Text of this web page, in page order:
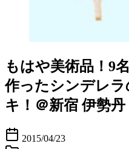
もはや美術品！9
作ったシンデレ
キ！＠新宿 伊勢丹
2015/04/23